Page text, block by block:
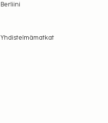
Berliini
Yhdistelmämatkat